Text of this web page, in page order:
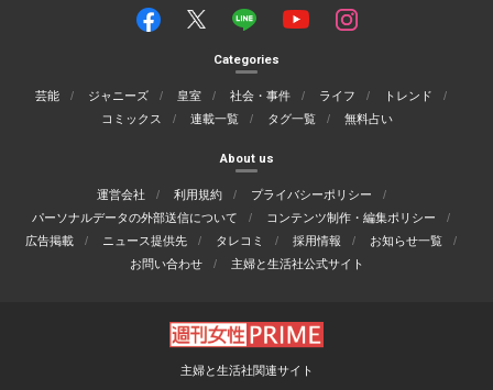
Categories
芸能 ジャニーズ 皇室 社会・事件 ライフ
トレンド
コミックス
連載一覧 タグ一覧 無料占い
About us
運営会社 利用規約
プライバシーポリシー
パーソナルデータの外部送信について
コンテンツ制作・編集ポリシー
広告掲載
ニュース提供先 タレコミ 採用情報
お知らせ一覧
お問い合わせ
主婦と生活社公式サイト
主婦と生活社関連サイト